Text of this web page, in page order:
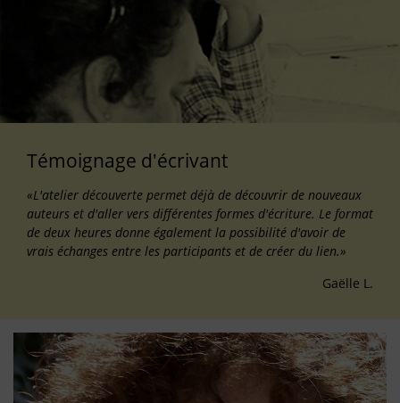
Témoignage d'écrivant
«L'atelier découverte permet déjà de découvrir de nouveaux
auteurs et d'aller vers différentes formes d'écriture. Le format
de deux heures donne également la possibilité d'avoir de
vrais échanges entre les participants et de créer du lien.»
Gaëlle L.